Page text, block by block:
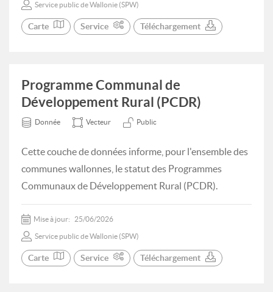
Service public de Wallonie (SPW)
Carte Service Téléchargement
Programme Communal de
Développement Rural (PCDR)
Donnée Vecteur Public
Cette couche de données informe, pour l'ensemble des
communes wallonnes, le statut des Programmes
Communaux de Développement Rural (PCDR).
Mise à jour: 25/06/2026
Service public de Wallonie (SPW)
Carte Service Téléchargement